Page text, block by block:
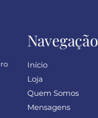
Navegação
Início
Loja
Quem Somos
Mensagens